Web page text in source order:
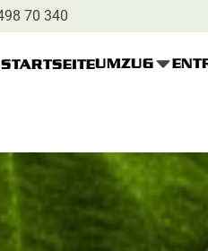
70 340
STARTSEITEUMZUG